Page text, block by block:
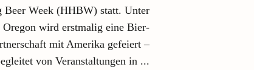
Beer Week (HHBW) statt. Unter
wird erstmalig eine Bier-
mit Amerika gefeiert –
von Veranstaltungen in ...